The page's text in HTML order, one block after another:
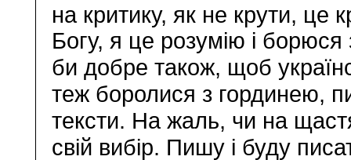
на критику, як не крути, це
Богу, я це розумію і
би добре також, щоб
теж боролися з гординею,
тексти. На жаль, чи на
свій вибір. Пишу і буду